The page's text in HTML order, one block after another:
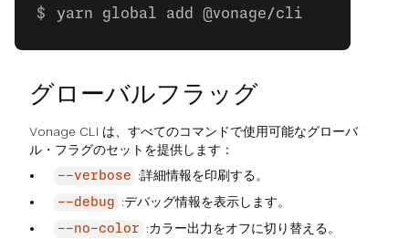
yarn global add @vonage/cli
グローバルフラッグ
Vonage CLI は、すべてのコマンドで使用可能なグローバ
ル・フラグのセットを提供します：
--verbose :詳細情報を印刷する。
--debug :デバッグ情報を表示します。
--no-color :カラー出力をオフに切り替える。